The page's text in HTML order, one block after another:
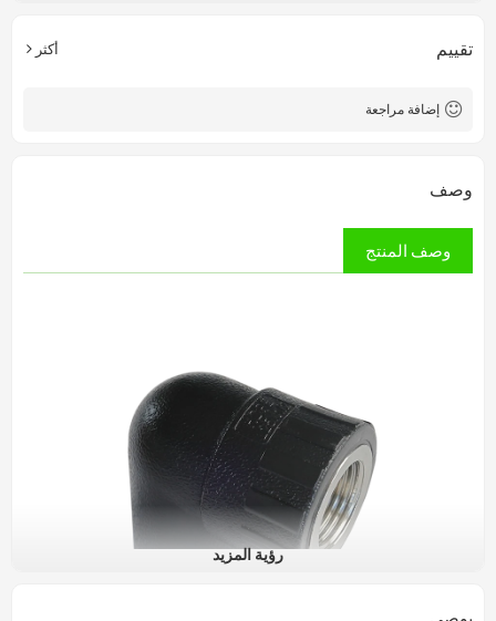
التطبيقات
تقييم أكثر
إضافة مراجعة
وصف
وصف المنتج
رؤية المزيد